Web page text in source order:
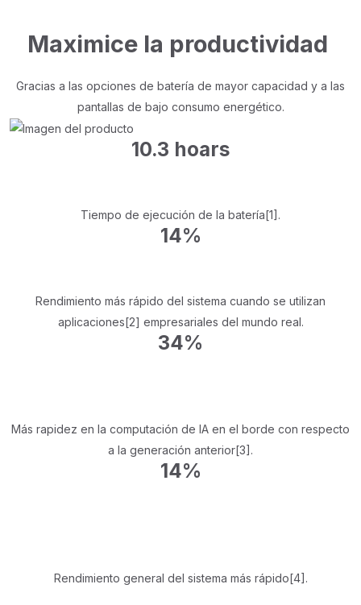
Maximice la productividad
Gracias a las opciones de batería de mayor capacidad y a las
pantallas de bajo consumo energético.
10.3 hoars
Tiempo de ejecución de la batería[1].
14%
Rendimiento más rápido del sistema cuando se utilizan
aplicaciones[2] empresariales del mundo real.
34%
Más rapidez en la computación de IA en el borde con respecto
a la generación anterior[3].
14%
Rendimiento general del sistema más rápido[4].